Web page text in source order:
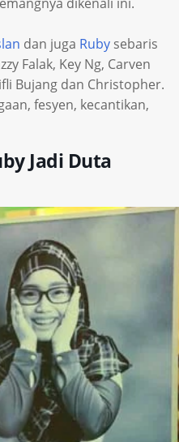
dan juga Rubysebaris
Falak, Key Ng, Carven
Bujang dan Christopher.
fesyen, kecantikan,
Jadi Duta